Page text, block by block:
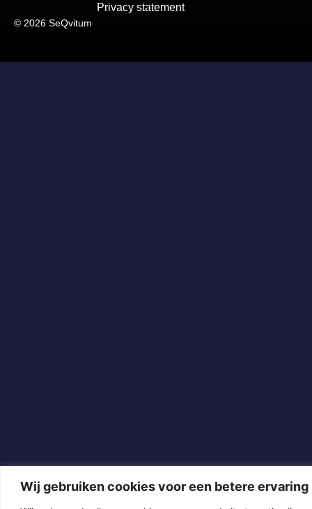
Wij gebruiken cookies voor een betere ervaring
© 2026 SeQvitum
Privacy statement